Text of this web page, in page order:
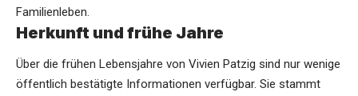
Familienleben.
Herkunft und frühe Jahre
Über die frühen Lebensjahre von Vivien Patzig sind nur wenige
öffentlich bestätigte Informationen verfügbar. Sie stammt